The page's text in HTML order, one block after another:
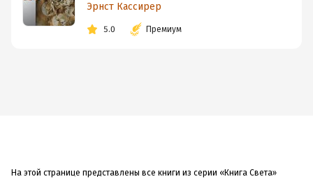
Эрнст Кассирер
5.0 Премиум
На этой странице представлены все книги из серии «Книга Света»